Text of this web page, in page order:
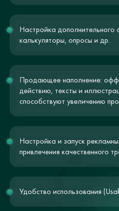
Настройка дополнительного
калькуляторы, опросы и др.
Продающее наполнение:
действию, тексты и
способствуют увеличению
Настройка и запуск
привлечения качественного
Удобство использования